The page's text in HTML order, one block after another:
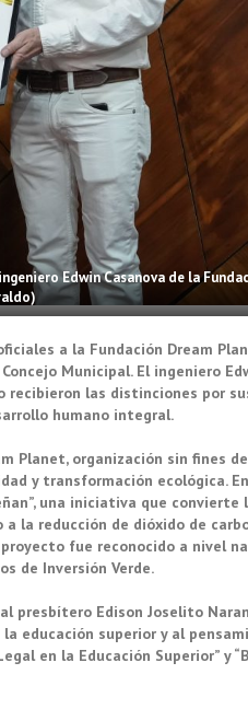
Edwin Casanova de la
a la Fundación Dream
Municipal. El ingeniero
recibieron las distinciones por
humano integral.
Planet, organización sin fines
y transformación ecológica.
una iniciativa que
la reducción de dióxido de
fue reconocido a nivel
de Inversión Verde.
presbítero Edison Joselito
educación superior y al
en la Educación Superior” y